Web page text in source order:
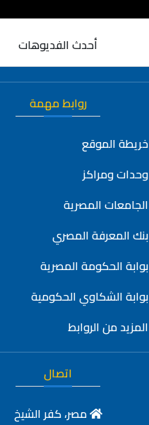
أحدث الفديوهات
روابط مهمة
خريطة الموقع
وحدات ومراكز
الجامعات المصرية
بنك المعرفة المصري
بوابة الحكومة المصرية
بوابة الشكاوي الحكومية
المزيد من الروابط
اتصال
مصر، كفر الشيخ